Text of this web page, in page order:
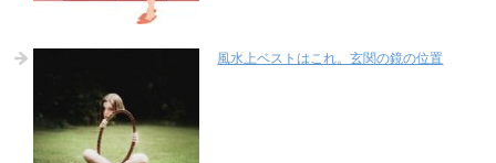
風水上ベストはこれ。玄関の鏡の位置